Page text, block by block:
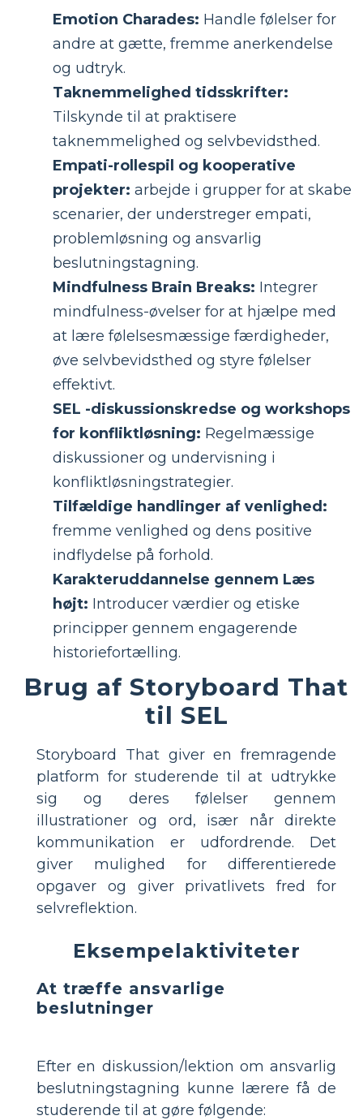
Emotion Charades: Handle følelser for
andre at gætte, fremme anerkendelse
og udtryk.
Taknemmelighed tidsskrifter:
Tilskynde til at praktisere
taknemmelighed og selvbevidsthed.
Empati-rollespil og kooperative
projekter: arbejde i grupper for at skabe
scenarier, der understreger empati,
problemløsning og ansvarlig
beslutningstagning.
Mindfulness Brain Breaks: Integrer
mindfulness-øvelser for at hjælpe med
at lære følelsesmæssige færdigheder,
øve selvbevidsthed og styre følelser
effektivt.
SEL -diskussionskredse og workshops
for konfliktløsning: Regelmæssige
diskussioner og undervisning i
konfliktløsningstrategier.
Tilfældige handlinger af venlighed:
fremme venlighed og dens positive
indflydelse på forhold.
Karakteruddannelse gennem Læs
højt: Introducer værdier og etiske
principper gennem engagerende
historiefortælling.
Brug af Storyboard That
til SEL
Storyboard That giver en fremragende
platform for studerende til at udtrykke
sig og deres følelser gennem
illustrationer og ord, især når direkte
kommunikation er udfordrende. Det
giver mulighed for differentierede
opgaver og giver privatlivets fred for
selvreflektion.
Eksempelaktiviteter
At træffe ansvarlige
beslutninger
Efter en diskussion/lektion om ansvarlig
beslutningstagning kunne lærere få de
studerende til at gøre følgende: